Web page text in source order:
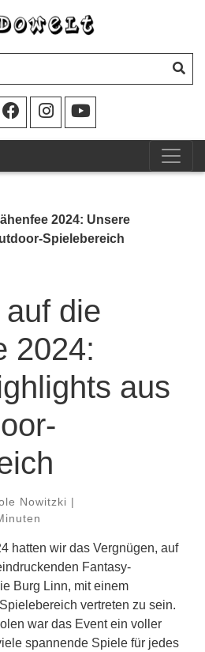
2024: Unsere
Spielebereich
die
2024:
aus
Nowitzki |
hatten wir das Vergnügen, auf
Fantasy-
Burg Linn, mit einem
vertreten zu sein.
war das Event ein voller
spannende Spiele für jedes